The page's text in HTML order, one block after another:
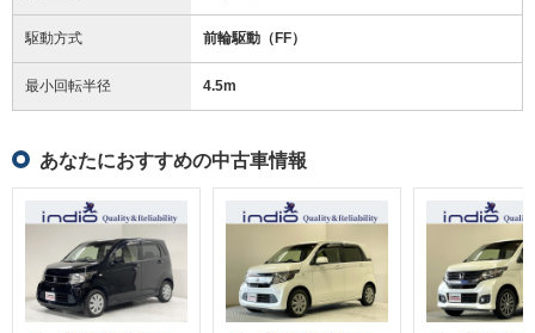
駆動方式 前輪駆動（FF）
最小回転半径 4.5m
あなたにおすすめの中古車情報